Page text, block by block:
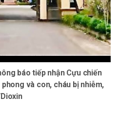
báo tiếp nhận Cựu chiến
và con, cháu bị nhiễm,